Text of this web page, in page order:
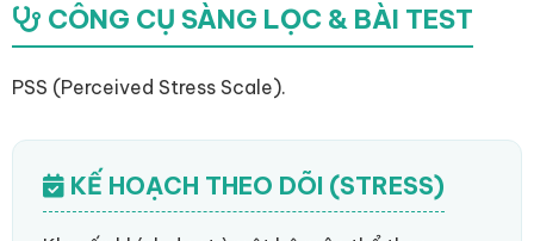
CÔNG CỤ SÀNG LỌC & BÀI TEST
PSS (Perceived Stress Scale).
KẾ HOẠCH THEO DÕI (STRESS)